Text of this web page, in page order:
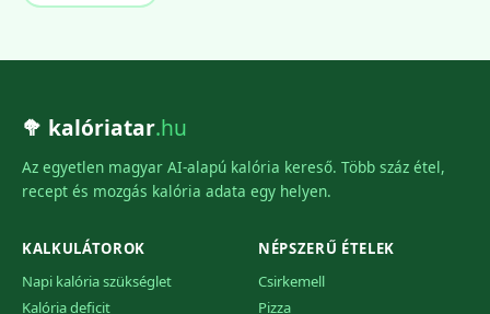
🥦 kalóriatar.hu
Az egyetlen magyar AI-alapú kalória kereső. Több száz étel,
recept és mozgás kalória adata egy helyen.
KALKULÁTOROK
Napi kalória szükséglet
Kalória deficit
NÉPSZERŰ ÉTELEK
Csirkemell
Pizza